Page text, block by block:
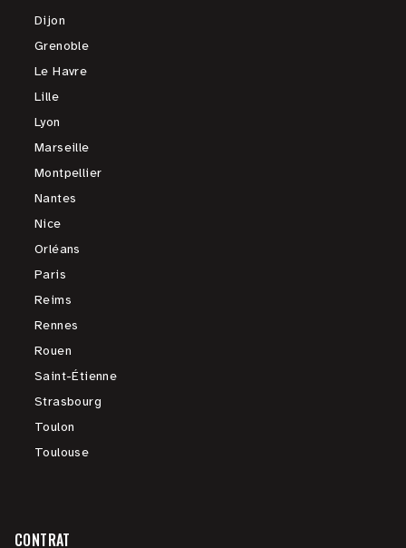
Dijon
Grenoble
Le Havre
Lille
Lyon
Marseille
Montpellier
Nantes
Nice
Orléans
Paris
Reims
Rennes
Rouen
Saint-Étienne
Strasbourg
Toulon
Toulouse
CONTRAT